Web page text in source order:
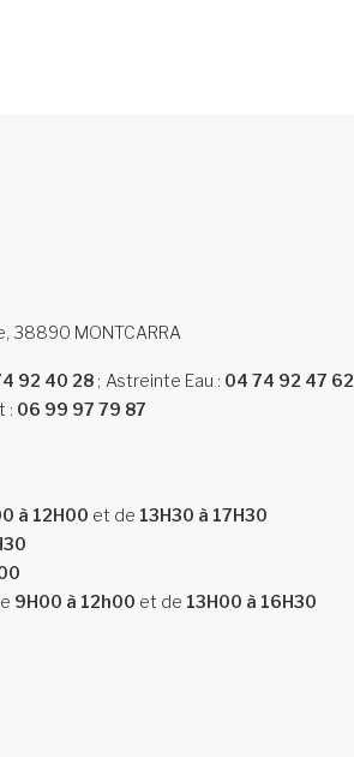
38890 MONTCARRA
92 40 28 Astreinte Eau : 04 74 92 47 62
: 06 99 97 79 87
à 12H00 et de 13H30 à 17H30
9H00 à 12h00 et de 13H00 à 16H30